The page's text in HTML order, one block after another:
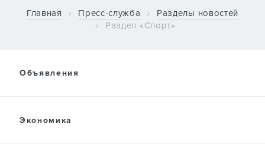
СЕЛО И РАЙОН
ДОКУМЕНТЫ
НОВОСТИ СЕЛА
Главная Пресс-служба
Разделы новостей
Раздел «Спорт»
Объявления
Экономика